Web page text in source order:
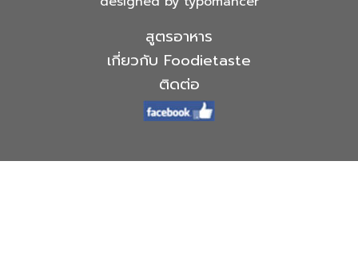
สูตรอาหาร
เกี่ยวกับ Foodietaste
ติดต่อ